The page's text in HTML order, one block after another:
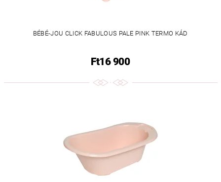
BÉBÉ-JOU CLICK FABULOUS PALE PINK TERMO KÁD
Ft16 900